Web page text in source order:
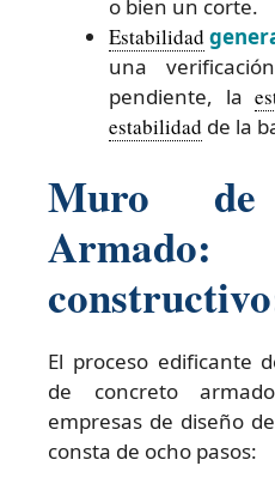
o bien un corte.
Estabilidad
una
pendiente, la
estabilidad de la
Muro de
El proceso edificante
de concreto
empresas de diseño
consta de ocho pasos: